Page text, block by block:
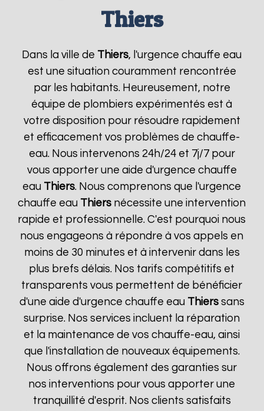
Thiers
Dans la ville de Thiers, l'urgence chauffe eau
est une situation couramment rencontrée
par les habitants. Heureusement, notre
équipe de plombiers expérimentés est à
votre disposition pour résoudre rapidement
et efficacement vos problèmes de chauffe-
eau. Nous intervenons 24h/24 et 7j/7 pour
vous apporter une aide d'urgence chauffe
eau Thiers. Nous comprenons que l'urgence
chauffe eau Thiers nécessite une intervention
rapide et professionnelle. C'est pourquoi nous
nous engageons à répondre à vos appels en
moins de 30 minutes et à intervenir dans les
plus brefs délais. Nos tarifs compétitifs et
transparents vous permettent de bénéficier
d'une aide d'urgence chauffe eau Thierssans
surprise. Nos services incluent la réparation
et la maintenance de vos chauffe-eau, ainsi
que l'installation de nouveaux équipements.
Nous offrons également des garanties sur
nos interventions pour vous apporter une
tranquillité d'esprit. Nos clients satisfaits